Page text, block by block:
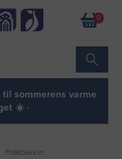
0
sommerens varme
☀️ ·
Foliebakker